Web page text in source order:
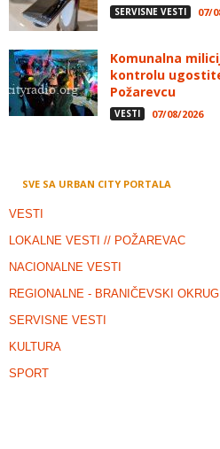
SERVISNE VESTI 07/
Komunalna
kontrolu
Požarevcu
VESTI 07/08/2026
SVE SA URBAN CITY PORTALA
VESTI
LOKALNE VESTI // POŽAREVAC
NACIONALNE VESTI
REGIONALNE - BRANIČEVSKI OKRUG
SERVISNE VESTI
KULTURA
SPORT